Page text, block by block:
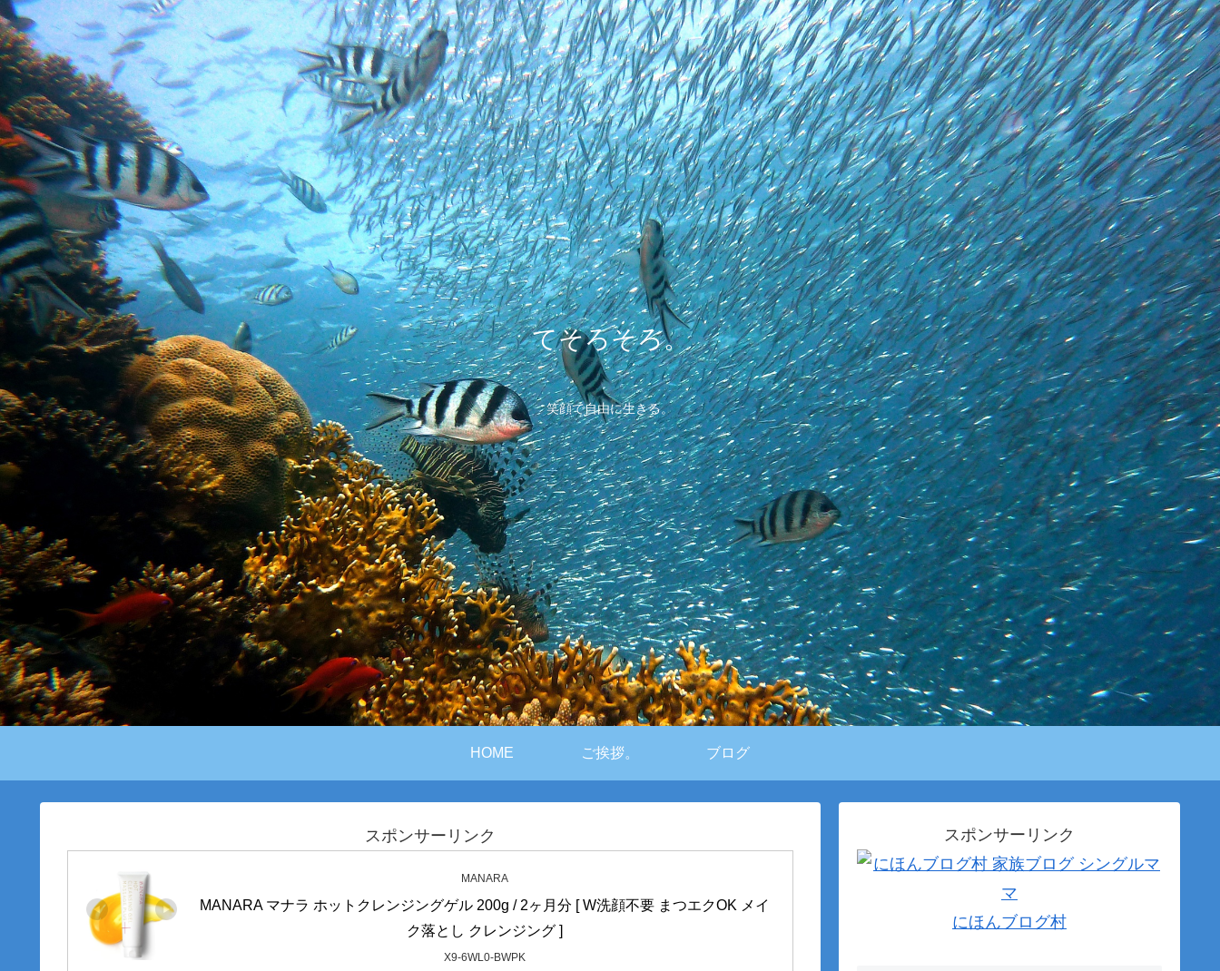
てそろそろ。
笑顔で自由に生きる。
HOME ご挨拶。 ブログ
スポンサーリンク
MANARA
MANARA マナラ ホットクレンジングゲル 200g / 2ヶ月分 [ W洗顔不要 まつエクOK メイ
ク落とし クレンジング ]
X9-6WL0-BWPK
スポンサーリンク
にほんブログ村